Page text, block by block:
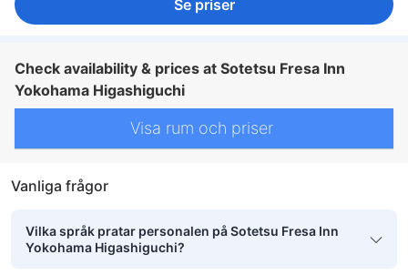
Se priser
Check availability & prices at Sotetsu Fresa Inn
Yokohama Higashiguchi
Visa rum och priser
Vanliga frågor
Vilka språk pratar personalen på Sotetsu Fresa Inn
Yokohama Higashiguchi?